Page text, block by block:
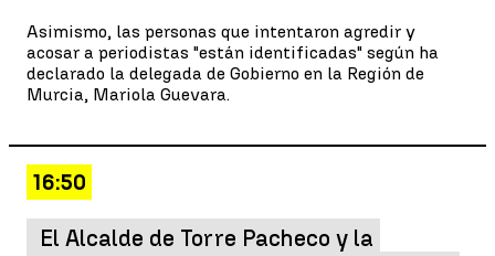
Asimismo, las personas que intentaron agredir y
acosar a periodistas "están identificadas" según ha
declarado la delegada de Gobierno en la Región de
Murcia, Mariola Guevara.
16:50
El Alcalde de Torre Pacheco y la